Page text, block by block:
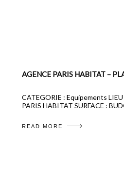
AGENCE PARIS HABITAT –
CATEGORIE : Equipements
PARIS HABITAT SURFACE :
READ MORE